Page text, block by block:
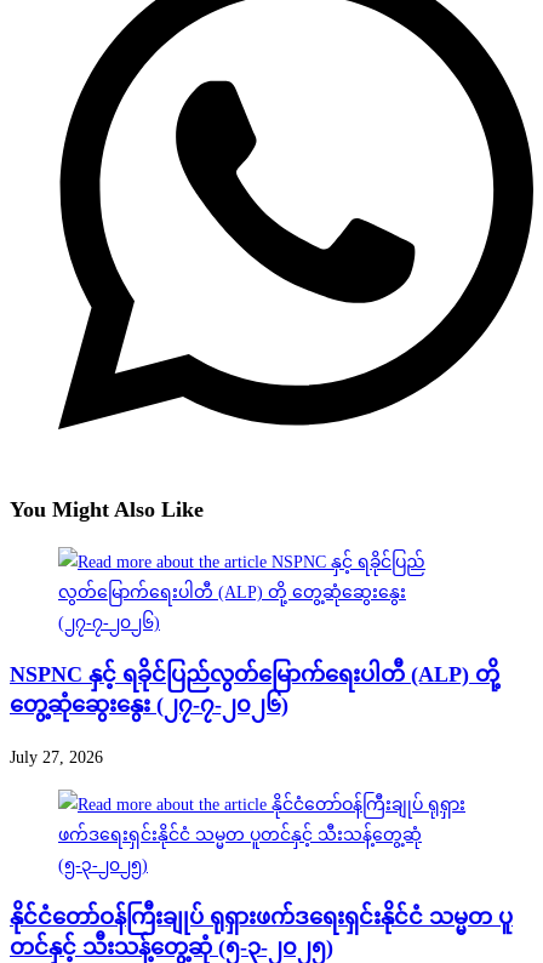
You Might Also Like
NSPNC နှင့် ရခိုင်ပြည်လွတ်မြောက်ရေးပါတီ (ALP) တို့
တွေ့ဆုံဆွေးနွေး (၂၇-၇-၂၀၂၆)
July 27, 2026
နိုင်ငံတော်ဝန်ကြီးချုပ် ရုရှားဖက်ဒရေးရှင်းနိုင်ငံ သမ္မတ ပူ
တင်နှင့် သီးသန့်တွေ့ဆုံ (၅-၃-၂၀၂၅)